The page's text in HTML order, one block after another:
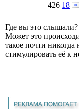
426 18
Где вы это
Может это
такое почти никогда
стимулировать её к